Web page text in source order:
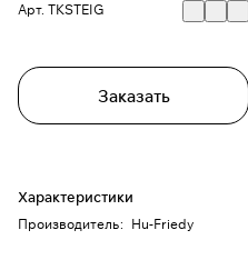
Арт. TKSTEIG
Заказать
Характеристики
Производитель: Hu-Friedy